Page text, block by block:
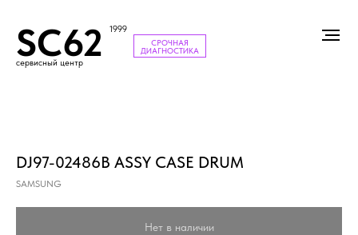
SC62 1999
сервисный центр
СРОЧНАЯ
ДИАГНОСТИКА
DJ97-02486B ASSY CASE DRUM
SAMSUNG
Нет в наличии